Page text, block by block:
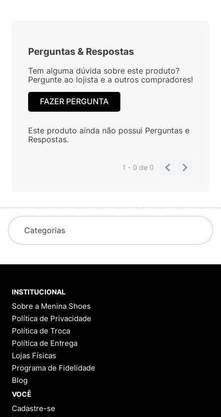
Perguntas & Respostas
Tem alguma dúvida sobre este produto?
Pergunte ao lojista e a outros compradores!
FAZER PERGUNTA
Este produto ainda não possui Perguntas e
Respostas.
1 - 0de 0
Categorias
INSTITUCIONAL
Sobre a Menina Shoes
Política de Privacidade
Política de Troca
Política de Entrega
Lojas Físicas
Programa de Fidelidade
Blog
VOCÊ
Cadastre-se